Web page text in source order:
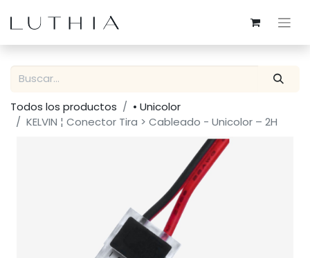
Todos los productos
• Unicolor
KELVIN ¦ Conector Tira > Cableado - Unicolor – 2H